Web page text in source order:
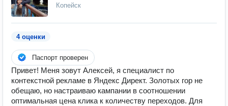
Копейск
4 оценки
Паспорт проверен
Привет! Меня зовут Алексей, я специалист по
контекстной рекламе в Яндекс Директ. Золотых гор не
обещаю, но настраиваю кампании в соотношении
оптимальная цена клика к количеству переходов. Для